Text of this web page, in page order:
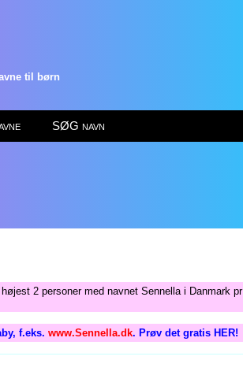
til børn
SØG navn
2 personer med navnet Sennella i Danmark pr
f.eks. www.Sennella.dk. Prøv det gratis HER!